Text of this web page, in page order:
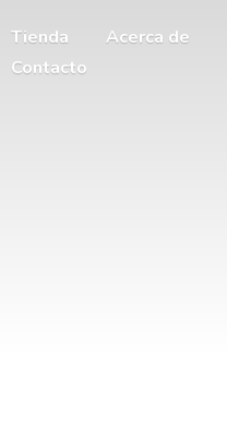
Tienda Acerca de
Contacto